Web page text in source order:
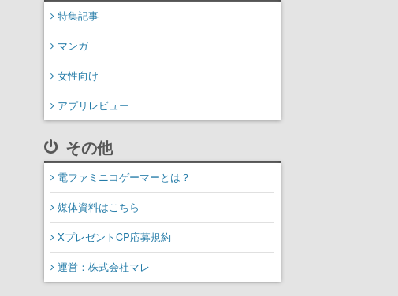
特集記事
マンガ
女性向け
アプリレビュー
その他
電ファミニコゲーマーとは？
媒体資料はこちら
XプレゼントCP応募規約
運営：株式会社マレ